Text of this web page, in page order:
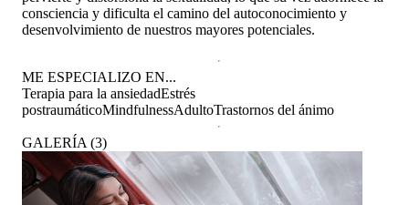
consciencia y dificulta el camino del autoconocimiento y
desenvolvimiento de nuestros mayores potenciales.
ME ESPECIALIZO EN...
Terapia para la ansiedadEstrés
postraumáticoMindfulnessAdultoTrastornos del ánimo
GALERÍA (3)